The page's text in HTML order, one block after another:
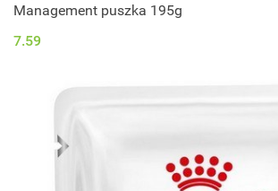
Management puszka 195g
7.59